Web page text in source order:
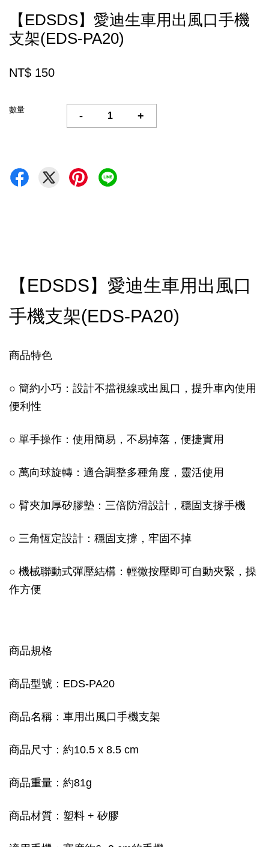
【EDSDS】愛迪生車用出風口手機
支架(EDS-PA20)
NT$ 150
數量
- +
【EDSDS】愛迪生車用出風口
手機支架(EDS-PA20)
商品特色
○ 簡約小巧：設計不擋視線或出風口，提升車內使用
便利性
○ 單手操作：使用簡易，不易掉落，便捷實用
○ 萬向球旋轉：適合調整多種角度，靈活使用
○ 臂夾加厚矽膠墊：三倍防滑設計，穩固支撐手機
○ 三角恆定設計：穩固支撐，牢固不掉
○ 機械聯動式彈壓結構：輕微按壓即可自動夾緊，操
作方便
商品規格
商品型號：EDS-PA20
商品名稱：車用出風口手機支架
商品尺寸：約10.5 x 8.5 cm
商品重量：約81g
商品材質：塑料 + 矽膠